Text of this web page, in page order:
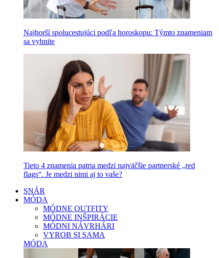
Najhorší spolucestujúci podľa horoskopu: Týmto znameniam
sa vyhnite
Tieto 4 znamenia patria medzi najväčšie partnerské „red
flags“. Je medzi nimi aj to vaše?
SNÁR
MÓDA
MÓDNE OUTFITY
MÓDNE INŠPIRÁCIE
MÓDNI NÁVRHÁRI
VYROB SI SAMA
MÓDA